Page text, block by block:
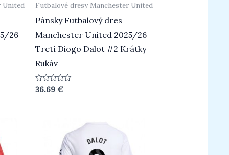
United
26
Futbalové dresy Manchester United
Pánsky Futbalový dres
Manchester United 2025/26
Tretí Diogo Dalot #2 Krátky
Rukáv
Hodnotenie
0
36.69 €